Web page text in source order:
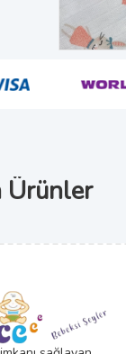
Ürünler